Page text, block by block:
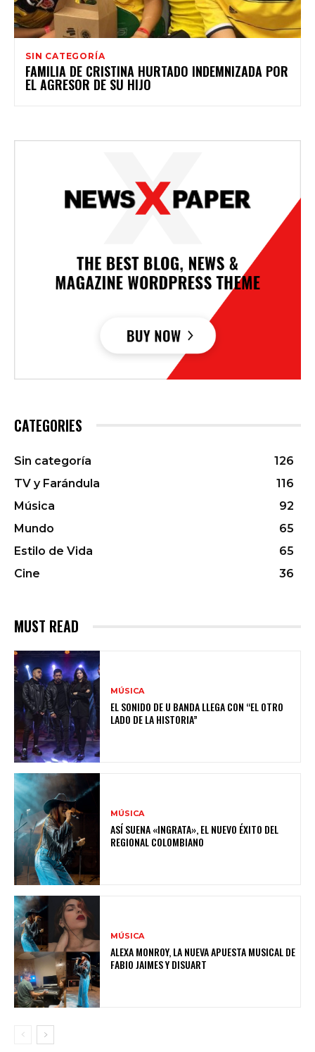
SIN CATEGORÍA
FAMILIA DE CRISTINA HURTADO INDEMNIZADA POR
EL AGRESOR DE SU HIJO
CATEGORIES
Sin categoría
126
TV y Farándula
116
Música
92
Mundo
65
Estilo de Vida
65
Cine
36
MUST READ
MÚSICA
EL SONIDO DE U BANDA LLEGA CON “EL OTRO
LADO DE LA HISTORIA”
MÚSICA
ASÍ SUENA «INGRATA», EL NUEVO ÉXITO DEL
REGIONAL COLOMBIANO
MÚSICA
ALEXA MONROY, LA NUEVA APUESTA MUSICAL DE
FABIO JAIMES Y DISUART